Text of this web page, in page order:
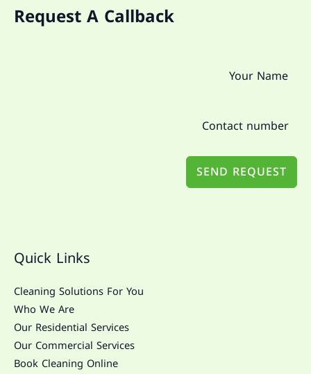
Request A Callback
SEND REQUEST
Quick Links
Cleaning Solutions For You
Who We Are
Our Residential Services
Our Commercial Services
Book Cleaning Online